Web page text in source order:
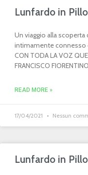
Lunfardo in
Un viaggio alla scoperta
intimamente connesso
CON TODA LA VOZ
FRANCISCO
READ MORE »
17/04/2021 Nessun
Lunfardo in